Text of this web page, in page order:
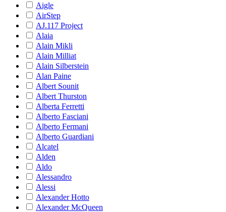
Aigle
AirStep
AJ.117 Project
Alaia
Alain Mikli
Alain Milliat
Alain Silberstein
Alan Paine
Albert Sounit
Albert Thurston
Alberta Ferretti
Alberto Fasciani
Alberto Fermani
Alberto Guardiani
Alcatel
Alden
Aldo
Alessandro
Alessi
Alexander Hotto
Alexander McQueen